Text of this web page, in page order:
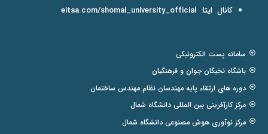
کانال ایتا: eitaa.com/shomal_university_official
سامانه پست الکترونیکی
باشگاه نخبگان جوان و فرهنگیان
دوره های ارتقاء پایه مهندسان نظام مهندس ساختمان
مرکز کارآفرینی بین المللی دانشگاه شمال
مرکز نوآوری هوش مصنوعی دانشگاه شمال